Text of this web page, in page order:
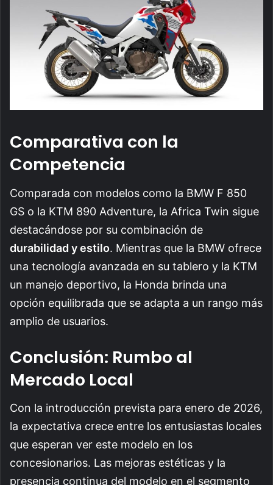
Comparativa con la
Competencia
Comparada con modelos como la BMW F 850
GS o la KTM 890 Adventure, la Africa Twin sigue
destacándose por su combinación de
durabilidad y estilo. Mientras que la BMW ofrece
una tecnología avanzada en su tablero y la KTM
un manejo deportivo, la Honda brinda una
opción equilibrada que se adapta a un rango más
amplio de usuarios.
Conclusión: Rumbo al
Mercado Local
Con la introducción prevista para enero de 2026,
la expectativa crece entre los entusiastas locales
que esperan ver este modelo en los
concesionarios. Las mejoras estéticas y la
presencia continua del modelo en el segmento